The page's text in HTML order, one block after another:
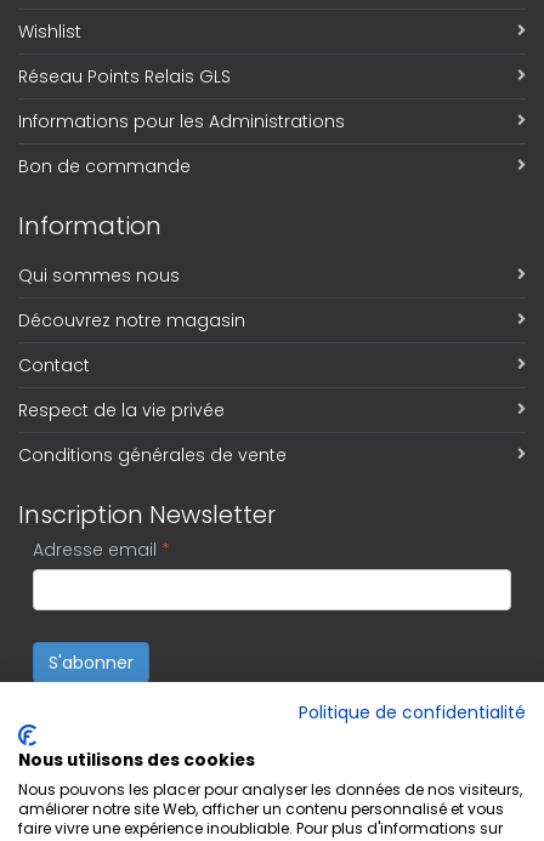
Wishlist
Réseau Points Relais GLS
Informations pour les Administrations
Bon de commande
Information
Qui sommes nous
Découvrez notre magasin
Contact
Respect de la vie privée
Conditions générales de vente
Inscription Newsletter
Adresse email *
S'abonner
Politique de confidentialité
Nous utilisons des cookies
Nous pouvons les placer pour analyser les données de nos visiteurs,
améliorer notre site Web, afficher un contenu personnalisé et vous
faire vivre une expérience inoubliable. Pour plus d'informations sur